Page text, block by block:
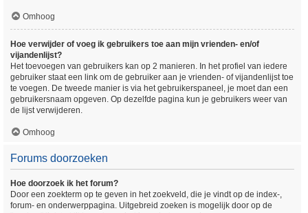
Omhoog
Hoe verwijder of voeg ik gebruikers toe aan mijn vrienden- en/of
vijandenlijst?
Het toevoegen van gebruikers kan op 2 manieren. In het profiel van iedere
gebruiker staat een link om de gebruiker aan je vrienden- of vijandenlijst toe
te voegen. De tweede manier is via het gebruikerspaneel, je moet dan een
gebruikersnaam opgeven. Op dezelfde pagina kun je gebruikers weer van
de lijst verwijderen.
Omhoog
Forums doorzoeken
Hoe doorzoek ik het forum?
Door een zoekterm op te geven in het zoekveld, die je vindt op de index-,
forum- en onderwerppagina. Uitgebreid zoeken is mogelijk door op de